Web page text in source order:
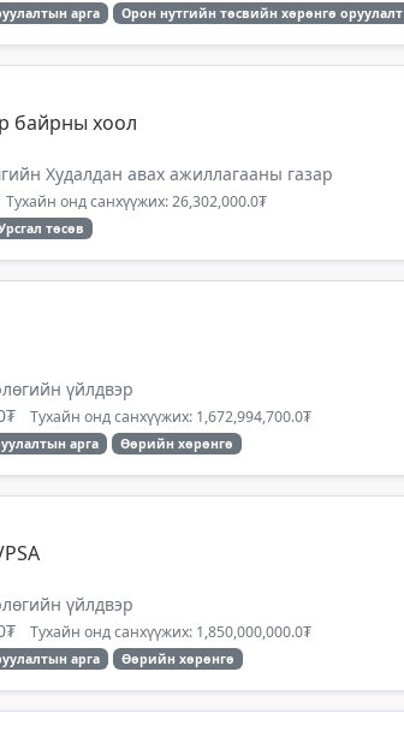
арга Орон нутгийн төсвийн хөрөнгө оруулалт
байрны хоол
Худалдан авах ажиллагааны газар
Тухайн онд санхүүжих: 26,302,000.0₮
төсөв
үйлдвэр
Тухайн онд санхүүжих: 1,672,994,700.0₮
арга Өөрийн хөрөнгө
үйлдвэр
Тухайн онд санхүүжих: 1,850,000,000.0₮
арга Өөрийн хөрөнгө